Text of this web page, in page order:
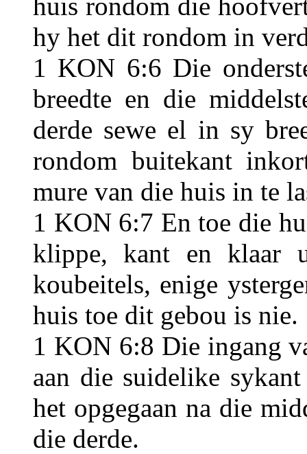
hy het dit rondom in
1 KON 6:6 Die
breedte en die
derde sewe el in sy
rondom buitekant
mure van die huis in te
1 KON 6:7 En toe die
klippe, kant en klaar
koubeitels, enige
huis toe dit gebou is nie.
1 KON 6:8 Die ingang
aan die suidelike
het opgegaan na die
die derde.